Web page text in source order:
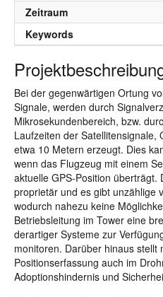
Zeitraum
Keywords
Bei der gegenwärtigen Ortung
Signale, werden durch
Mikrosekundenbereich, bzw.
Laufzeiten der Satellitensignale,
etwa 10 Metern erzeugt. Dies
wenn das Flugzeug mit einem
aktuelle GPS-Position überträgt.
proprietär und es gibt unzählige
wodurch nahezu keine
Betriebsleitung im Tower eine
derartiger Systeme zur
monitoren. Darüber hinaus stellt
Positionserfassung auch im
Adoptionshindernis und